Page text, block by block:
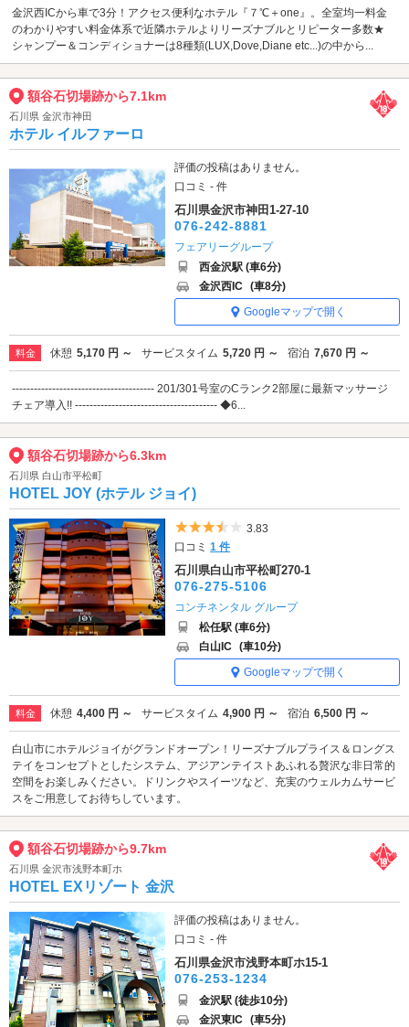
金沢西ICから車で3分！アクセス便利なホテル『７℃＋one』。全室均一料金
のわかりやすい料金体系で近隣ホテルよりリーズナブルとリピーター多数★
シャンプー＆コンディショナーは8種類(LUX,Dove,Diane etc...)の中から...
額谷石切場跡から7.1km
石川県 金沢市神田
ホテル イルファーロ
評価の投稿はありません。
口コミ - 件
石川県金沢市神田1-27-10
076-242-8881
フェアリーグループ
西金沢駅 (車6分)
金沢西IC (車8分)
Googleマップで開く
料金 休憩 5,170 円 ～ サービスタイム 5,720 円 ～ 宿泊 7,670 円 ～
--------------------------------------- 201/301号室のCランク2部屋に最新マッサージ
チェア導入!! --------------------------------------- ◆6...
額谷石切場跡から6.3km
石川県 白山市平松町
HOTEL JOY (ホテル ジョイ)
5つ星のうち3.5
3.83
口コミ1 件
石川県白山市平松町270-1
076-275-5106
コンチネンタル グループ
松任駅 (車6分)
白山IC (車10分)
Googleマップで開く
料金 休憩 4,400 円 ～ サービスタイム 4,900 円 ～ 宿泊 6,500 円 ～
白山市にホテルジョイがグランドオープン！リーズナブルプライス＆ロングス
テイをコンセプトとしたシステム、アジアンテイストあふれる贅沢な非日常的
空間をお楽しみください。ドリンクやスイーツなど、充実のウェルカムサービ
スをご用意してお待ちしています。
額谷石切場跡から9.7km
石川県 金沢市浅野本町ホ
HOTEL EXリゾート 金沢
評価の投稿はありません。
口コミ - 件
石川県金沢市浅野本町ホ15-1
076-253-1234
金沢駅 (徒歩10分)
金沢東IC (車5分)